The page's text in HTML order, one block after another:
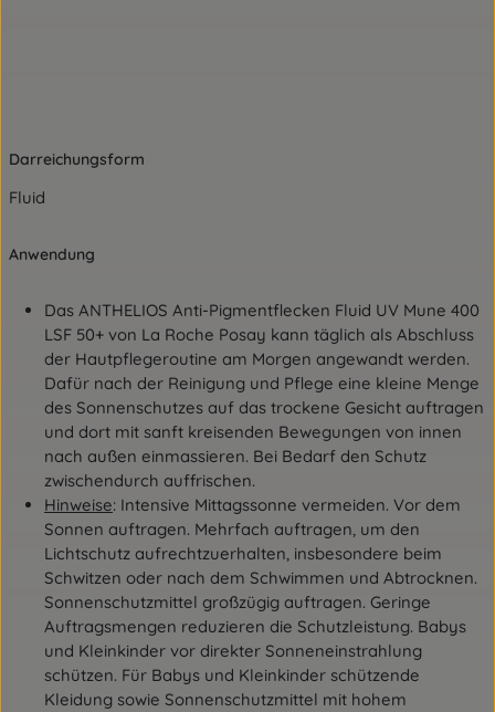
Darreichungsform
Fluid
Anwendung
Das ANTHELIOS Anti-Pigmentflecken Fluid UV Mune 400
LSF 50+ von La Roche Posay kann täglich als Abschluss
der Hautpflegeroutine am Morgen angewandt werden.
Dafür nach der Reinigung und Pflege eine kleine Menge
des Sonnenschutzes auf das trockene Gesicht auftragen
und dort mit sanft kreisenden Bewegungen von innen
nach außen einmassieren. Bei Bedarf den Schutz
zwischendurch auffrischen.
Hinweise: Intensive Mittagssonne vermeiden. Vor dem
Sonnen auftragen. Mehrfach auftragen, um den
Lichtschutz aufrechtzuerhalten, insbesondere beim
Schwitzen oder nach dem Schwimmen und Abtrocknen.
Sonnenschutzmittel großzügig auftragen. Geringe
Auftragsmengen reduzieren die Schutzleistung. Babys
und Kleinkinder vor direkter Sonneneinstrahlung
schützen. Für Babys und Kleinkinder schützende
Kleidung sowie Sonnenschutzmittel mit hohem